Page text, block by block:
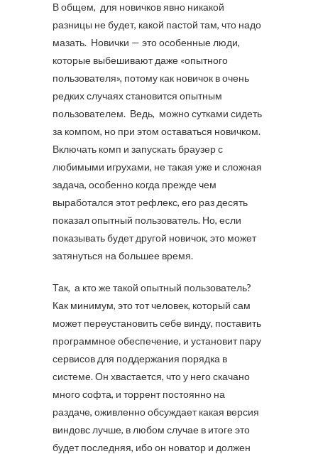
В общем, для новичков явно никакой
разницы не будет, какой пастой там, что надо
мазать. Новички — это особенные люди,
которые выбешивают даже «опытного
пользователя», потому как новичок в очень
редких случаях становится опытным
пользователем. Ведь, можно сутками сидеть
за компом, но при этом оставаться новичком.
Включать комп и запускать браузер с
любимыми игрухами, не такая уже и сложная
задача, особенно когда прежде чем
выработался этот рефлекс, его раз десять
показал опытный пользователь. Но, если
показывать будет другой новичок, это может
затянуться на большее время.
Так, а кто же такой опытный пользователь?
Как минимум, это тот человек, который сам
может переустановить себе винду, поставить
программное обеспечение, и установит пару
сервисов для поддержания порядка в
системе. Он хвастается, что у него скачано
много софта, и торрент постоянно на
раздаче, оживленно обсуждает какая версия
виндовс лучше, в любом случае в итоге это
будет последняя, ибо он новатор и должен